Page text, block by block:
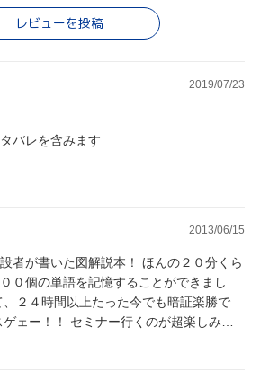
レビューを投稿
2019/07/23
バレを含みます
2013/06/15
た図解説本！ ほんの２０分くら
０個の単語を記憶することができまし
２４時間以上たった今でも暗証楽勝で